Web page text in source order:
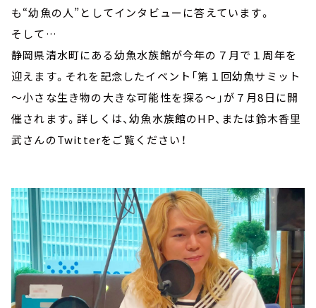
も“幼魚の人”としてインタビューに答えています。
そして…
静岡県清水町にある幼魚水族館が今年の７月で１周年を
迎えます。それを記念したイベント「第１回幼魚サミット
～小さな生き物の大きな可能性を探る～」が７月8日に開
催されます。詳しくは、幼魚水族館のHP、または鈴木香里
武さんのTwitterをご覧ください！